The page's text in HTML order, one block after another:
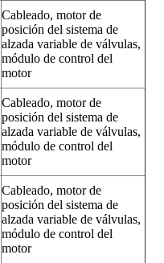
Cableado, motor de
posición del sistema de
alzada variable de válvulas,
módulo de control del
motor
Cableado, motor de
posición del sistema de
alzada variable de válvulas,
módulo de control del
motor
Cableado, motor de
posición del sistema de
alzada variable de válvulas,
módulo de control del
motor